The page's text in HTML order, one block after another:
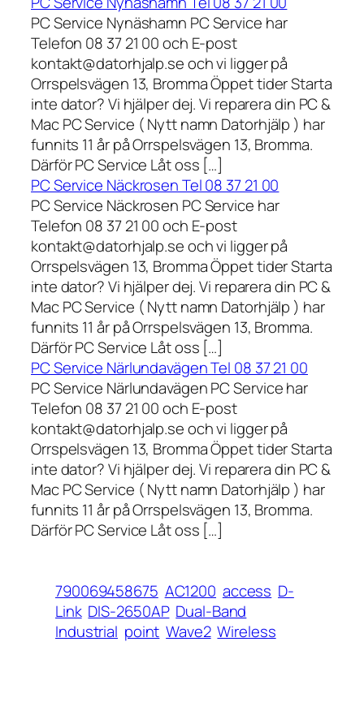
PC Service Nynäshamn PC Service har
Telefon 08 37 21 00 och E-post
kontakt@datorhjalp.se och vi ligger på
Orrspelsvägen 13, Bromma Öppet tider Starta
inte dator? Vi hjälper dej. Vi reparera din PC &
Mac PC Service ( Nytt namn Datorhjälp ) har
funnits 11 år på Orrspelsvägen 13, Bromma.
Därför PC Service Låt oss […]
PC Service Näckrosen Tel 08 37 21 00
PC Service Näckrosen PC Service har
Telefon 08 37 21 00 och E-post
kontakt@datorhjalp.se och vi ligger på
Orrspelsvägen 13, Bromma Öppet tider Starta
inte dator? Vi hjälper dej. Vi reparera din PC &
Mac PC Service ( Nytt namn Datorhjälp ) har
funnits 11 år på Orrspelsvägen 13, Bromma.
Därför PC Service Låt oss […]
PC Service Närlundavägen Tel 08 37 21 00
PC Service Närlundavägen PC Service har
Telefon 08 37 21 00 och E-post
kontakt@datorhjalp.se och vi ligger på
Orrspelsvägen 13, Bromma Öppet tider Starta
inte dator? Vi hjälper dej. Vi reparera din PC &
Mac PC Service ( Nytt namn Datorhjälp ) har
funnits 11 år på Orrspelsvägen 13, Bromma.
Därför PC Service Låt oss […]
790069458675 AC1200 access D-
Link DIS-2650AP Dual-Band
Industrial point Wave2 Wireless